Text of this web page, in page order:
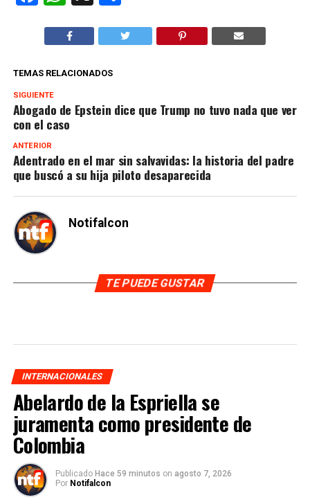
TEMAS RELACIONADOS
SIGUIENTE
Abogado de Epstein dice que Trump no tuvo nada que ver
con el caso
ANTERIOR
Adentrado en el mar sin salvavidas: la historia del padre
que buscó a su hija piloto desaparecida
Notifalcon
TE PUEDE GUSTAR
INTERNACIONALES
Abelardo de la Espriella se
juramenta como presidente de
Colombia
Publicado Hace 59 minutos on agosto 7, 2026
Por Notifalcon